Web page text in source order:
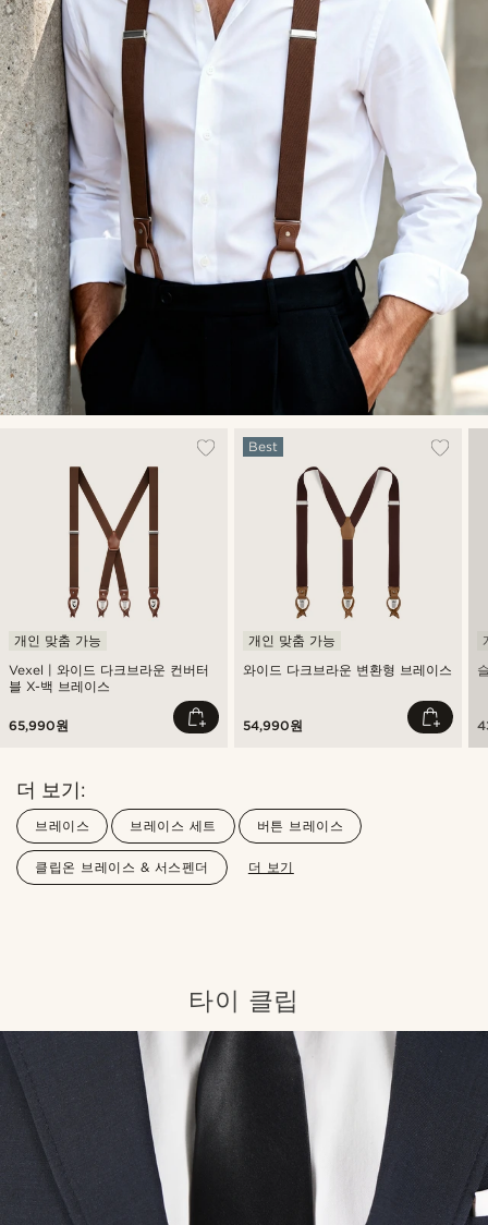
Vexel | 와이드 다크브라운 컨버터
블 X-백 브레이스
개인 맞춤 가능
65,990원
와이드 다크브라운 변환형 브레이스
Best
개인 맞춤 가능
54,990원
더 보기:
브레이스 브레이스 세트 버튼 브레이스
클립온 브레이스 & 서스펜더 더 보기
타이 클립